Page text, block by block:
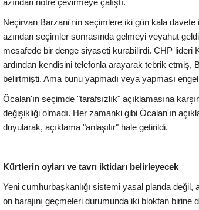
azından nötre çevirmeye çalıştı.
Neçirvan Barzani'nin seçimlere iki gün kala
azından seçimler sonrasında gelmeyi veyahut
mesafede bir denge siyaseti kurabilirdi. CHP lideri
ardından kendisini telefonla arayarak tebrik
belirtmişti. Ama bunu yapmadı veya yapması
Öcalan'ın seçimde "tarafsızlık" açıklamasına
değişikliği olmadı. Her zamanki gibi Öcalan'ın
duyularak, açıklama "anlaşılır" hale getirildi.
Kürtlerin oyları ve tavrı iktidarı belirleyecek
Yeni cumhurbaşkanlığı sistemi yasal planda değil,
on barajını geçmeleri durumunda iki bloktan birine